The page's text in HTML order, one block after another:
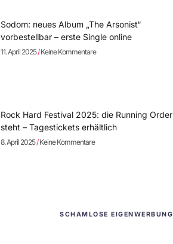
Sodom: neues Album „The Arsonist“
vorbestellbar – erste Single online
11. April 2025 Keine Kommentare
Rock Hard Festival 2025: die Running Order
steht – Tagestickets erhältlich
8. April 2025 Keine Kommentare
SCHAMLOSE EIGENWERBUNG